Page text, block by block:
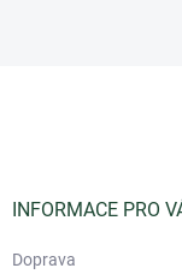
INFORMACE PRO
Doprava